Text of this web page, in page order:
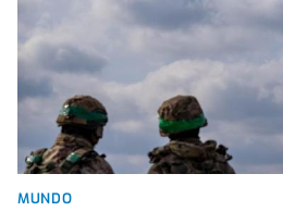
MUNDO